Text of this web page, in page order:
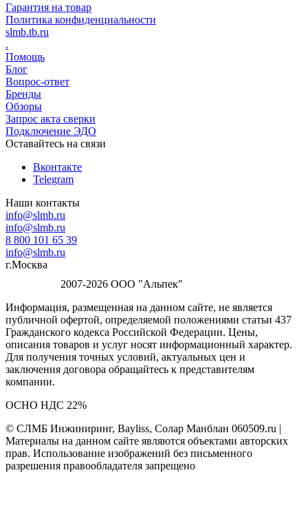
Гарантия на товар
Политика конфиденциальности
slmb.tb.ru
.
Помощь
Блог
Вопрос-ответ
Бренды
Обзоры
Запрос акта сверки
Подключение ЭДО
Оставайтесь на связи
Вконтакте
Telegram
Наши контакты
info@slmb.ru
info@slmb.ru
8 800 101 65 39
info@slmb.ru
г.Москва
2007-2026 ООО "Альпек"
Информация, размещенная на данном сайте, не является
публичной офертой, определяемой положениями статьи 437
Гражданского кодекса Российской Федерации. Цены,
описания товаров и услуг носят информационный характер.
Для получения точных условий, актуальных цен и
заключения договора обращайтесь к представителям
компании.
ОСНО НДС 22%
© СЛМБ Инжиниринг, Bayliss, Солар Манблан 060509.ru |
Материалы на данном сайте являются объектами авторских
прав. Использование изображений без письменного
разрешения правообладателя запрещено